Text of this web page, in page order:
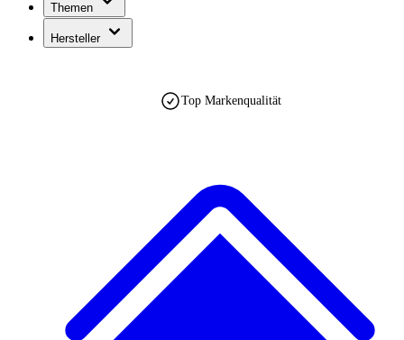
Themen
Hersteller
Top Markenqualität